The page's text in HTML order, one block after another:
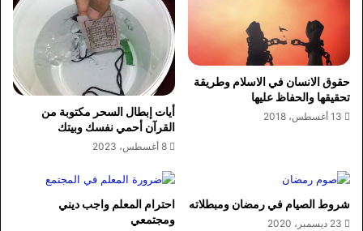
حقوق الانسان في الاسلام وطريقة
تحقيقها والحفاظ عليها
13 أغسطس، 2018
أيات إبطال السحر مكتوبة من
القرآن أحمي نفسك وبيتك
8 أغسطس، 2023
شروط الصيام في رمضان ومبطلاته
23 ديسمبر، 2020
احترام المعلم واجب ديني
ومجتمعي